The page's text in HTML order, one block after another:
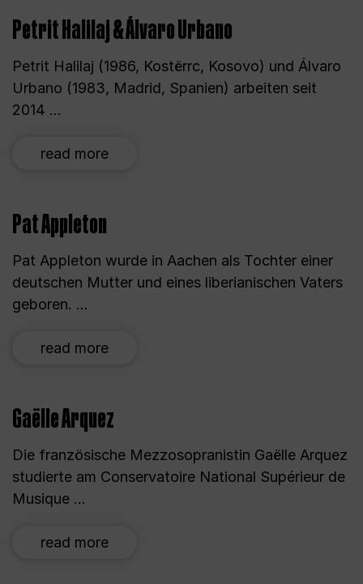
Petrit Halilaj & Álvaro Urbano
Petrit Halilaj (1986, Kostërrc, Kosovo) und Álvaro
Urbano (1983, Madrid, Spanien) arbeiten seit
2014 ...
read more
Pat Appleton
Pat Appleton wurde in Aachen als Tochter einer
deutschen Mutter und eines liberianischen Vaters
geboren. ...
read more
Gaëlle Arquez
Die französische Mezzosopranistin Gaëlle Arquez
studierte am Conservatoire National Supérieur de
Musique ...
read more